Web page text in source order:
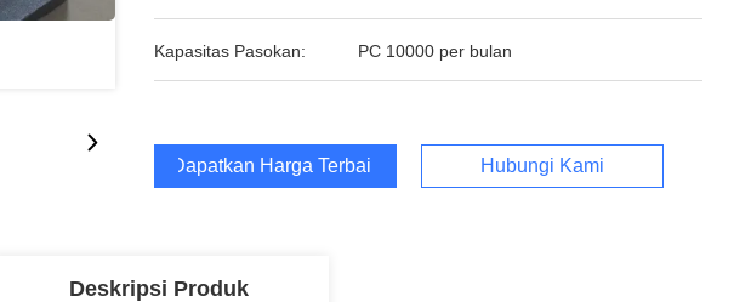
Kapasitas Pasokan: PC 10000 per bulan
Dapatkan Harga Terbaik Hubungi Kami
Deskripsi Produk